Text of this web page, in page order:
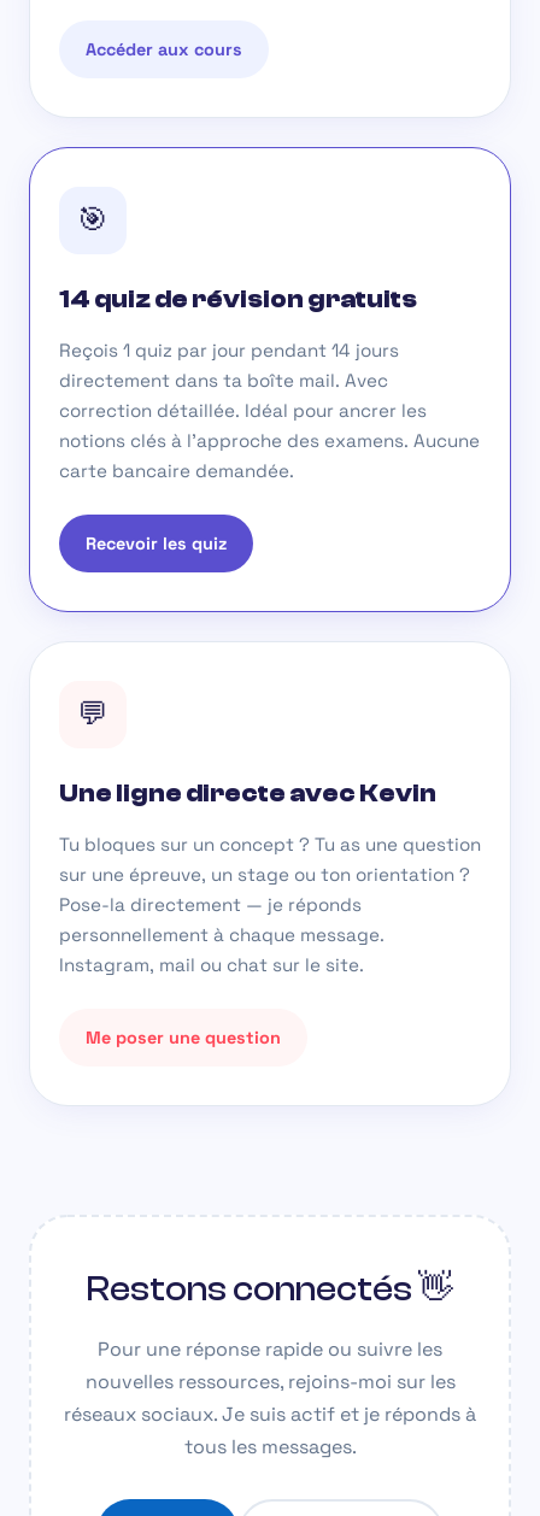
Accéder aux cours
🎯
14 quiz de révision gratuits
Reçois 1 quiz par jour pendant 14 jours
directement dans ta boîte mail. Avec
correction détaillée. Idéal pour ancrer les
notions clés à l'approche des examens. Aucune
carte bancaire demandée.
Recevoir les quiz
💬
Une ligne directe avec Kevin
Tu bloques sur un concept ? Tu as une question
sur une épreuve, un stage ou ton orientation ?
Pose-la directement — je réponds
personnellement à chaque message.
Instagram, mail ou chat sur le site.
Me poser une question
Restons connectés 👋
Pour une réponse rapide ou suivre les
nouvelles ressources, rejoins-moi sur les
réseaux sociaux. Je suis actif et je réponds à
tous les messages.